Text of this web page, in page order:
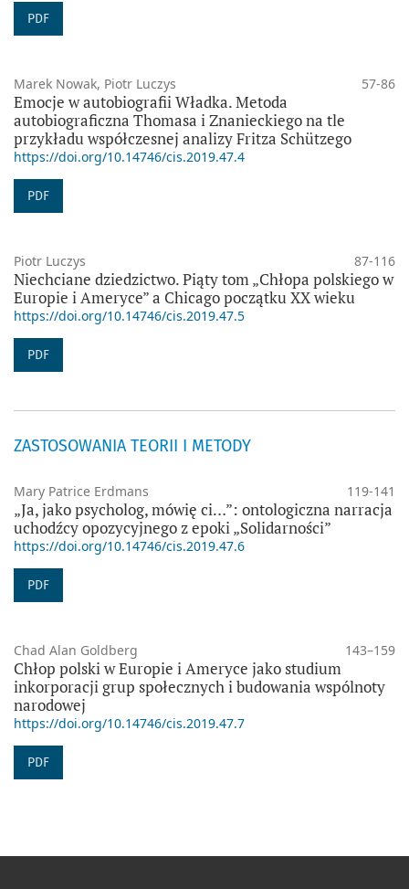
PDF
Marek Nowak, Piotr Luczys 57-86
Emocje w autobiografii Władka. Metoda
autobiograficzna Thomasa i Znanieckiego na tle
przykładu współczesnej analizy Fritza Schützego
https://doi.org/10.14746/cis.2019.47.4
PDF
Piotr Luczys 87-116
Niechciane dziedzictwo. Piąty tom „Chłopa polskiego w
Europie i Ameryce” a Chicago początku XX wieku
https://doi.org/10.14746/cis.2019.47.5
PDF
ZASTOSOWANIA TEORII I METODY
Mary Patrice Erdmans 119-141
„Ja, jako psycholog, mówię ci…”: ontologiczna narracja
uchodźcy opozycyjnego z epoki „Solidarności”
https://doi.org/10.14746/cis.2019.47.6
PDF
Chad Alan Goldberg 143–159
Chłop polski w Europie i Ameryce jako studium
inkorporacji grup społecznych i budowania wspólnoty
narodowej
https://doi.org/10.14746/cis.2019.47.7
PDF